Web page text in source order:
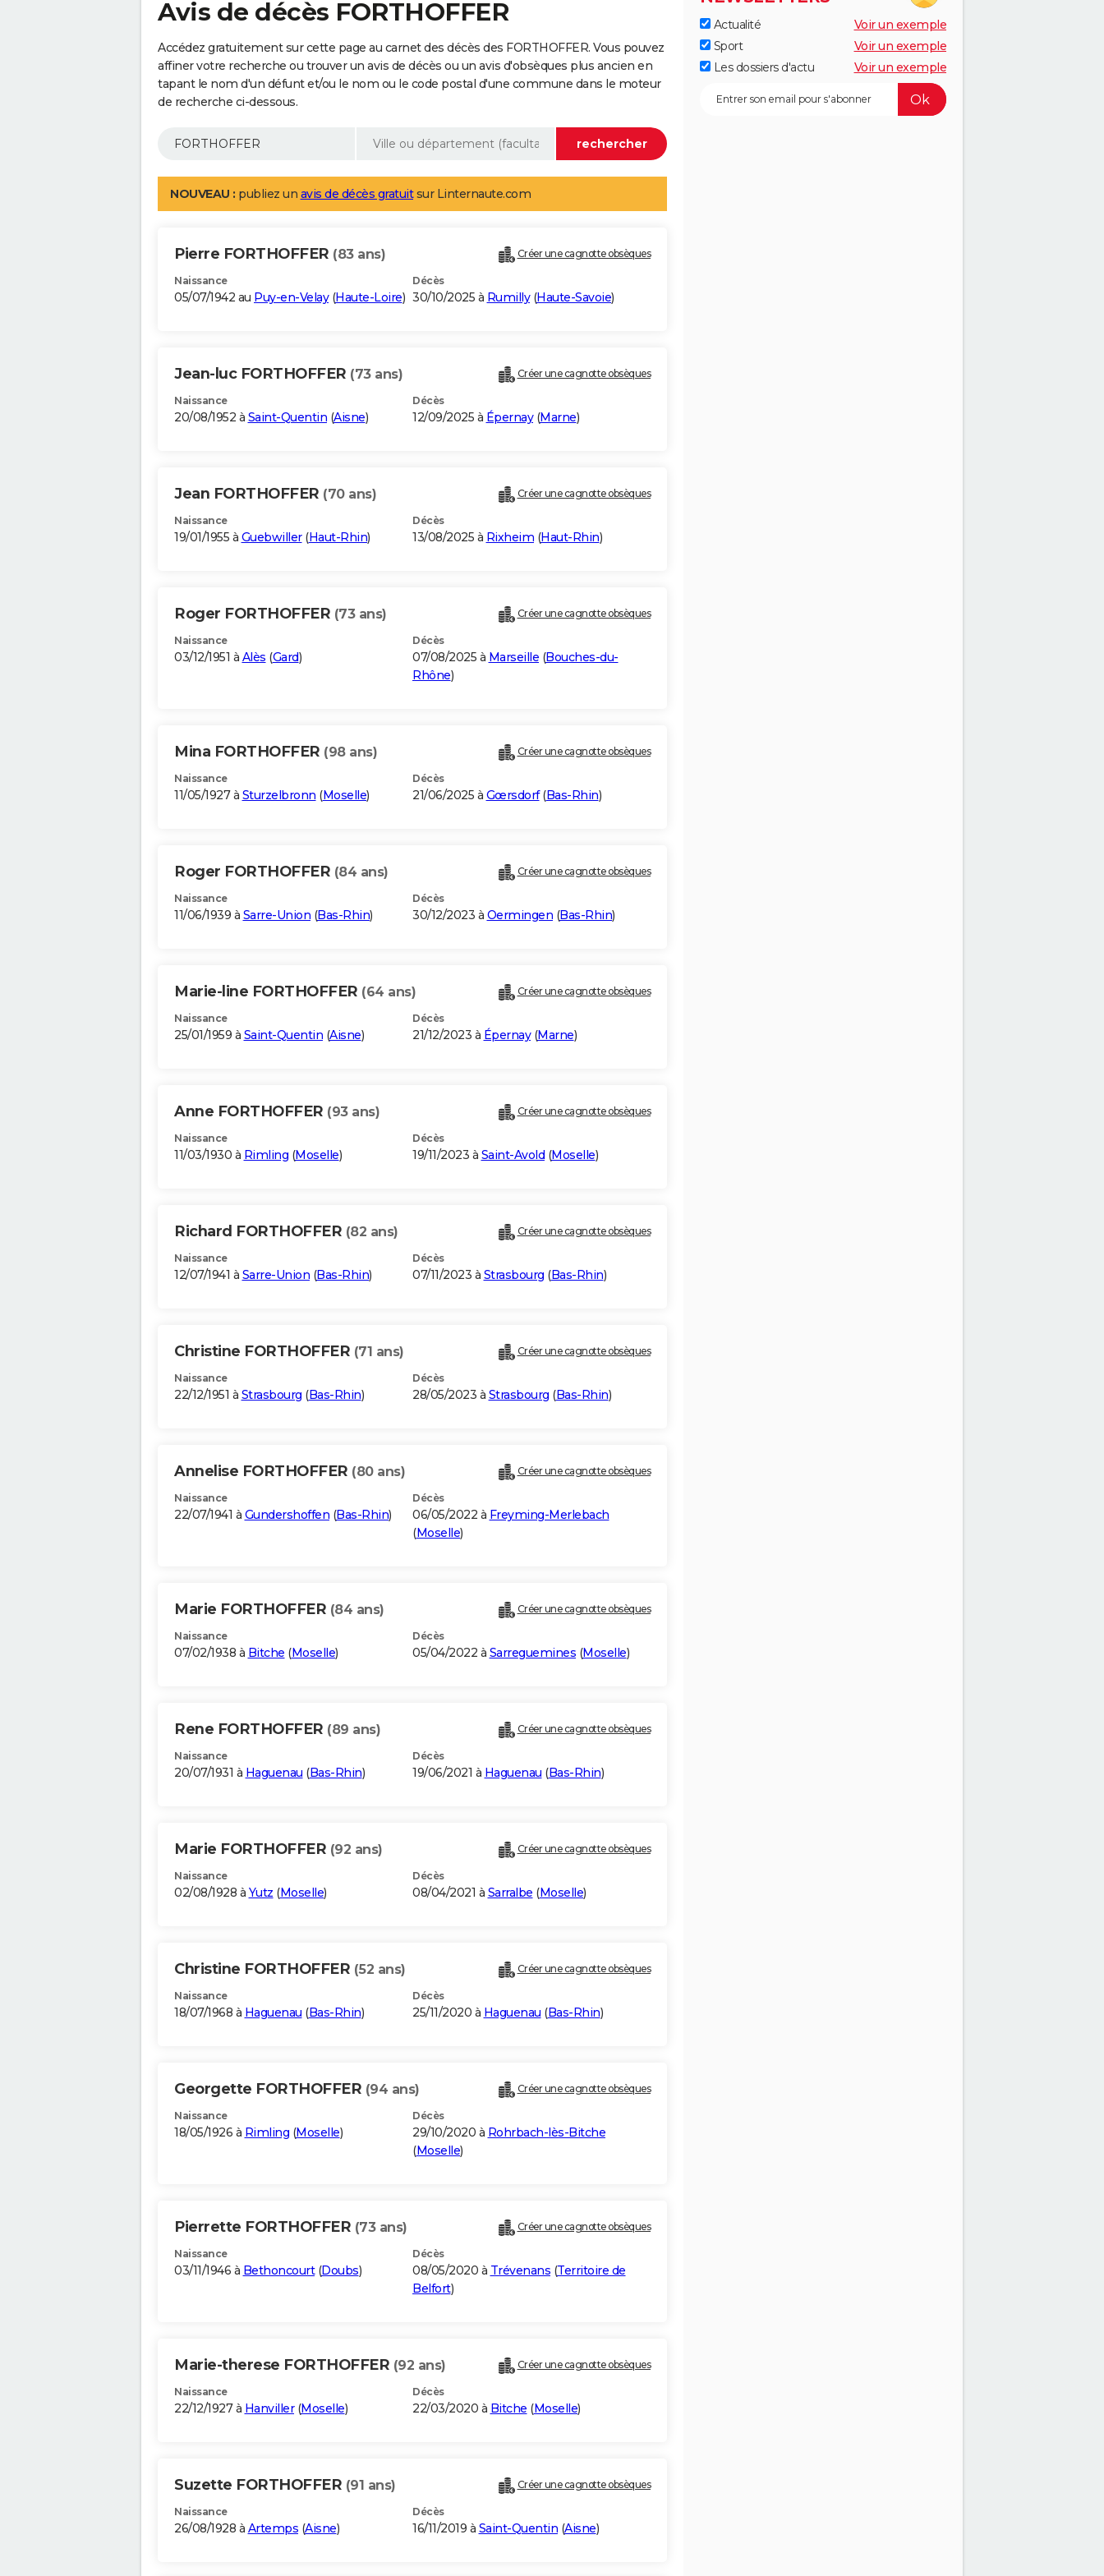
Avis de décès FORTHOFFER
Accédez gratuitement sur cette page au carnet des décès des FORTHOFFER. Vous pouvez
affiner votre recherche ou trouver un avis de décès ou un avis d'obsèques plus ancien en
tapant le nom d'un défunt et/ou le nom ou le code postal d'une commune dans le moteur
de recherche ci-dessous.
NOUVEAU : publiez un avis de décès gratuitsur Linternaute.com
Pierre FORTHOFFER (83 ans) Créer une cagnotte obsèques
Naissance
05/07/1942 au Puy-en-Velay(Haute-Loire)
Décès
30/10/2025 à Rumilly(Haute-Savoie)
Jean-luc FORTHOFFER (73 ans) Créer une cagnotte obsèques
Naissance
20/08/1952 à Saint-Quentin (Aisne)
Décès
12/09/2025 à Épernay(Marne)
Jean FORTHOFFER (70 ans) Créer une cagnotte obsèques
Naissance
19/01/1955 à Guebwiller(Haut-Rhin)
Décès
13/08/2025 à Rixheim (Haut-Rhin)
Roger FORTHOFFER (73 ans) Créer une cagnotte obsèques
Naissance
03/12/1951 à Alès (Gard)
Décès
07/08/2025 à Marseille (Bouches-du-
Rhône)
Mina FORTHOFFER (98 ans) Créer une cagnotte obsèques
Naissance
11/05/1927 à Sturzelbronn (Moselle)
Décès
21/06/2025 à Gœrsdorf(Bas-Rhin)
Roger FORTHOFFER (84 ans) Créer une cagnotte obsèques
Naissance
11/06/1939 à Sarre-Union (Bas-Rhin)
Décès
30/12/2023 à Oermingen (Bas-Rhin)
Marie-line FORTHOFFER (64 ans) Créer une cagnotte obsèques
Naissance
25/01/1959 à Saint-Quentin (Aisne)
Décès
21/12/2023 à Épernay(Marne)
Anne FORTHOFFER (93 ans) Créer une cagnotte obsèques
Naissance
11/03/1930 à Rimling (Moselle)
Décès
19/11/2023 à Saint-Avold (Moselle)
Richard FORTHOFFER (82 ans) Créer une cagnotte obsèques
Naissance
12/07/1941 à Sarre-Union (Bas-Rhin)
Décès
07/11/2023 à Strasbourg (Bas-Rhin)
Christine FORTHOFFER (71 ans) Créer une cagnotte obsèques
Naissance
22/12/1951 à Strasbourg (Bas-Rhin)
Décès
28/05/2023 à Strasbourg (Bas-Rhin)
Annelise FORTHOFFER (80 ans) Créer une cagnotte obsèques
Naissance
22/07/1941 à Gundershoffen (Bas-Rhin)
Décès
06/05/2022 à Freyming-Merlebach
(Moselle)
Marie FORTHOFFER (84 ans) Créer une cagnotte obsèques
Naissance
07/02/1938 à Bitche (Moselle)
Décès
05/04/2022 à Sarreguemines (Moselle)
Rene FORTHOFFER (89 ans) Créer une cagnotte obsèques
Naissance
20/07/1931 à Haguenau (Bas-Rhin)
Décès
19/06/2021 à Haguenau (Bas-Rhin)
Marie FORTHOFFER (92 ans) Créer une cagnotte obsèques
Naissance
02/08/1928 à Yutz (Moselle)
Décès
08/04/2021 à Sarralbe (Moselle)
Christine FORTHOFFER (52 ans) Créer une cagnotte obsèques
Naissance
18/07/1968 à Haguenau (Bas-Rhin)
Décès
25/11/2020 à Haguenau (Bas-Rhin)
Georgette FORTHOFFER (94 ans) Créer une cagnotte obsèques
Naissance
18/05/1926 à Rimling (Moselle)
Décès
29/10/2020 à Rohrbach-lès-Bitche
(Moselle)
Pierrette FORTHOFFER (73 ans) Créer une cagnotte obsèques
Naissance
03/11/1946 à Bethoncourt(Doubs)
Décès
08/05/2020 à Trévenans (Territoire de
Belfort)
Marie-therese FORTHOFFER (92 ans) Créer une cagnotte obsèques
Naissance
22/12/1927 à Hanviller(Moselle)
Décès
22/03/2020 à Bitche (Moselle)
Suzette FORTHOFFER (91 ans) Créer une cagnotte obsèques
Naissance
26/08/1928 à Artemps (Aisne)
Décès
16/11/2019 à Saint-Quentin (Aisne)
Actualité
Voir un exemple
Sport
Voir un exemple
Les dossiers d'actu
Voir un exemple